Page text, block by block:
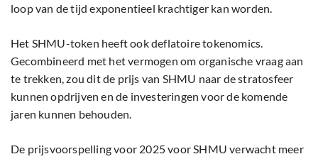
loop van de tijd exponentieel krachtiger kan worden.
Het SHMU-token heeft ook deflatoire tokenomics.
Gecombineerd met het vermogen om organische vraag aan
te trekken, zou dit de prijs van SHMU naar de stratosfeer
kunnen opdrijven en de investeringen voor de komende
jaren kunnen behouden.
De prijsvoorspelling voor 2025 voor SHMU verwacht meer